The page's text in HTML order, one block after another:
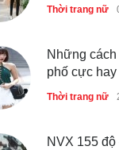
Chiếc áo
Thời trang nữ
Thời trang nữ
Những cách
phố cực hay
Thời trang nữ
NVX 155